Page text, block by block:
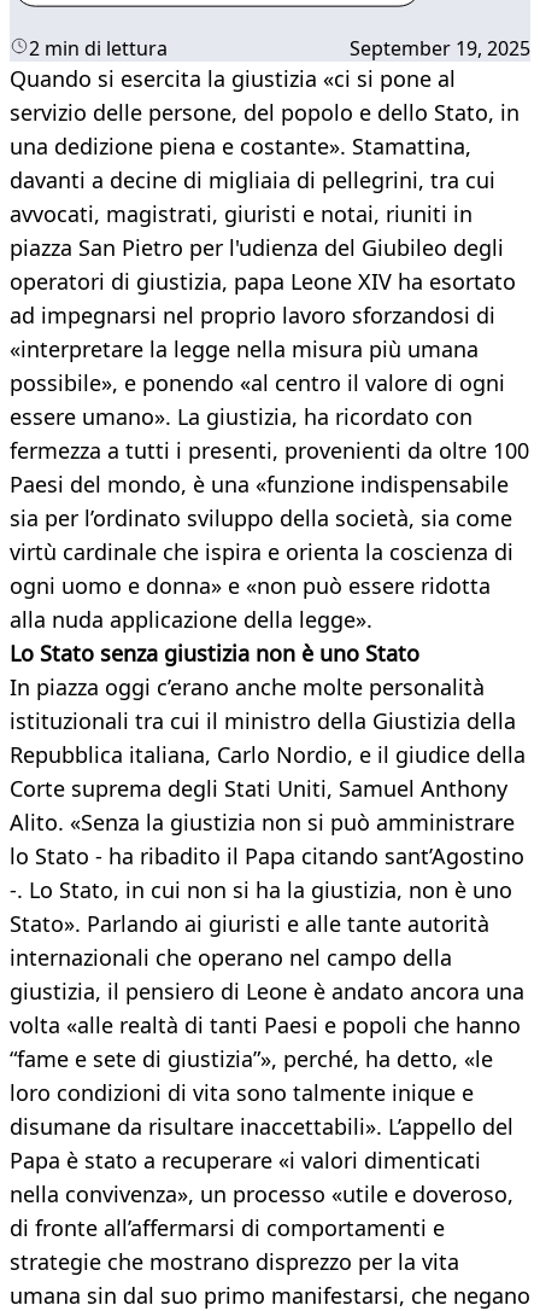
2 min di lettura September 19, 2025
Quando si esercita la giustizia «ci si pone al
servizio delle persone, del popolo e dello Stato, in
una dedizione piena e costante». Stamattina,
davanti a decine di migliaia di pellegrini, tra cui
avvocati, magistrati, giuristi e notai, riuniti in
piazza San Pietro per l'udienza del Giubileo degli
operatori di giustizia, papa Leone XIV ha esortato
ad impegnarsi nel proprio lavoro sforzandosi di
«interpretare la legge nella misura più umana
possibile», e ponendo «al centro il valore di ogni
essere umano». La giustizia, ha ricordato con
fermezza a tutti i presenti, provenienti da oltre 100
Paesi del mondo, è una «funzione indispensabile
sia per l’ordinato sviluppo della società, sia come
virtù cardinale che ispira e orienta la coscienza di
ogni uomo e donna» e «non può essere ridotta
alla nuda applicazione della legge».
Lo Stato senza giustizia non è uno Stato
In piazza oggi c’erano anche molte personalità
istituzionali tra cui il ministro della Giustizia della
Repubblica italiana, Carlo Nordio, e il giudice della
Corte suprema degli Stati Uniti, Samuel Anthony
Alito. «Senza la giustizia non si può amministrare
lo Stato - ha ribadito il Papa citando sant’Agostino
-. Lo Stato, in cui non si ha la giustizia, non è uno
Stato». Parlando ai giuristi e alle tante autorità
internazionali che operano nel campo della
giustizia, il pensiero di Leone è andato ancora una
volta «alle realtà di tanti Paesi e popoli che hanno
“fame e sete di giustizia”», perché, ha detto, «le
loro condizioni di vita sono talmente inique e
disumane da risultare inaccettabili». L’appello del
Papa è stato a recuperare «i valori dimenticati
nella convivenza», un processo «utile e doveroso,
di fronte all’affermarsi di comportamenti e
strategie che mostrano disprezzo per la vita
umana sin dal suo primo manifestarsi, che negano